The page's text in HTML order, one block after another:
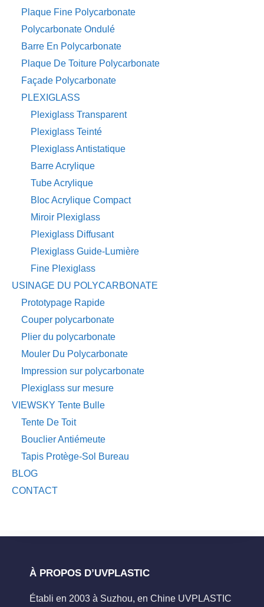
Plaque Fine Polycarbonate
Polycarbonate Ondulé
Barre En Polycarbonate
Plaque De Toiture Polycarbonate
Façade Polycarbonate
PLEXIGLASS
Plexiglass Transparent
Plexiglass Teinté
Plexiglass Antistatique
Barre Acrylique
Tube Acrylique
Bloc Acrylique Compact
Miroir Plexiglass
Plexiglass Diffusant
Plexiglass Guide-Lumière
Fine Plexiglass
USINAGE DU POLYCARBONATE
Prototypage Rapide
Couper polycarbonate
Plier du polycarbonate
Mouler Du Polycarbonate
Impression sur polycarbonate
Plexiglass sur mesure
VIEWSKY Tente Bulle
Tente De Toit
Bouclier Antiémeute
Tapis Protège-Sol Bureau
BLOG
CONTACT
À PROPOS D’UVPLASTIC
Établi en 2003 à Suzhou, en Chine UVPLASTIC